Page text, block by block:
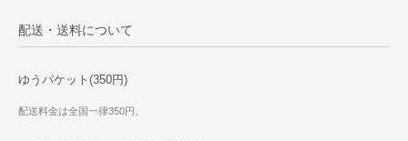
配送・送料について
ゆうパケット(350円)
配送料金は全国一律350円。